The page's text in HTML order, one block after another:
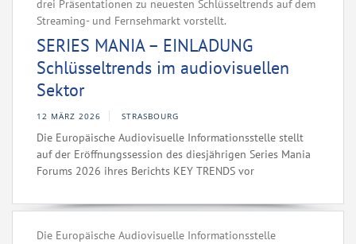
drei Präsentationen zu neuesten Schlüsseltrends auf dem
Streaming- und Fernsehmarkt vorstellt.
SERIES MANIA – EINLADUNG
Schlüsseltrends im audiovisuellen
Sektor
12 MÄRZ 2026 STRASBOURG
Die Europäische Audiovisuelle Informationsstelle stellt
auf der Eröffnungssession des diesjährigen Series Mania
Forums 2026 ihres Berichts KEY TRENDS vor
Die Europäische Audiovisuelle Informationsstelle